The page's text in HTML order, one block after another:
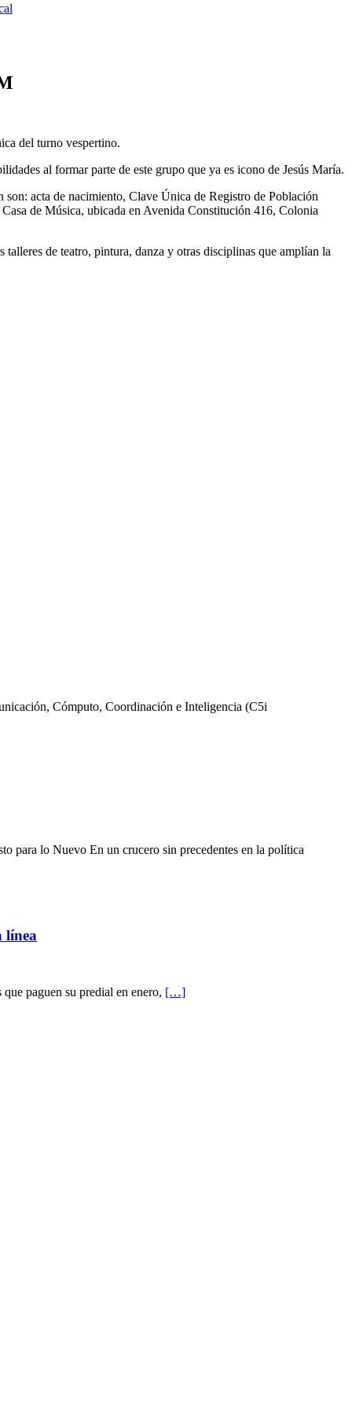
del turno vespertino.
al formar parte de este grupo que ya es icono de Jesús María.
acta de nacimiento, Clave Única de Registro de Población
de Música, ubicada en Avenida Constitución 416, Colonia
de teatro, pintura, danza y otras disciplinas que amplían la
Cómputo, Coordinación e Inteligencia (C5i
para lo Nuevo En un crucero sin precedentes en la política
línea
paguen su predial en enero, […]